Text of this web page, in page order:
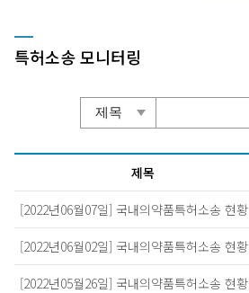
특허소송 모니터링
제목
[2022년06월07일] 국내의약품특허소송 현황
[2022년06월02일] 국내의약품특허소송 현황
[2022년05월26일] 국내의약품특허소송 현황